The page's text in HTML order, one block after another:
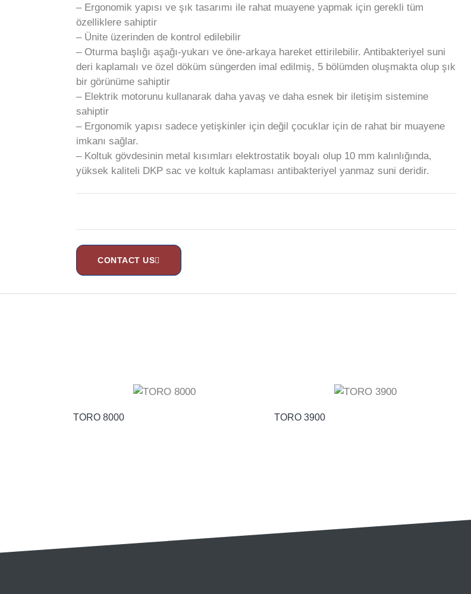
– Ergonomik yapısı ve şık tasarımı ile rahat muayene yapmak için gerekli tüm
özelliklere sahiptir
– Ünite üzerinden de kontrol edilebilir
– Oturma başlığı aşağı-yukarı ve öne-arkaya hareket ettirilebilir. Antibakteriyel suni
deri kaplamalı ve özel döküm süngerden imal edilmiş, 5 bölümden oluşmakta olup şık
bir görünüme sahiptir
– Elektrik motorunu kullanarak daha yavaş ve daha esnek bir iletişim sistemine
sahiptir
– Ergonomik yapısı sadece yetişkinler için değil çocuklar için de rahat bir muayene
imkanı sağlar.
– Koltuk gövdesinin metal kısımları elektrostatik boyalı olup 10 mm kalınlığında,
yüksek kaliteli DKP sac ve koltuk kaplaması antibakteriyel yanmaz suni deridir.
CONTACT US
TORO 8000 TORO 3900